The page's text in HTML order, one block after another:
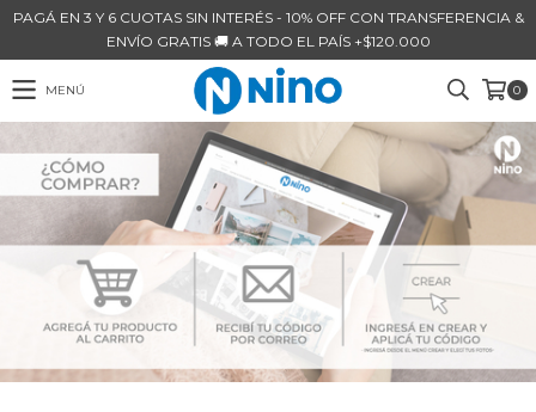
PAGÁ EN 3 Y 6 CUOTAS SIN INTERÉS - 10% OFF CON TRANSFERENCIA &
ENVÍO GRATIS 🚚 A TODO EL PAÍS +$120.000
MENÚ 0